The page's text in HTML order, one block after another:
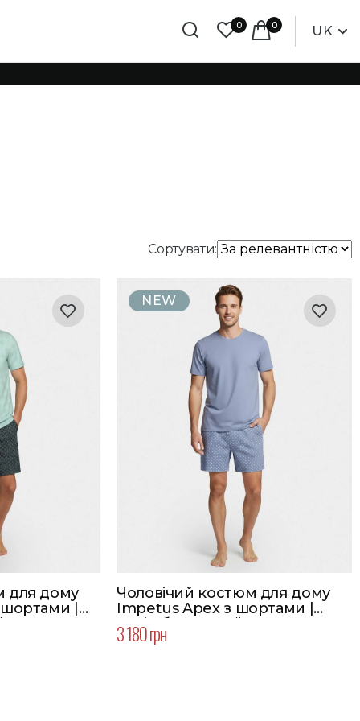
0 0 UK
Сортувати:
для дому
|
NEW
Чоловічий костюм для дому
Impetus Apex з шортами |
Колір блакитний
3 180 грн